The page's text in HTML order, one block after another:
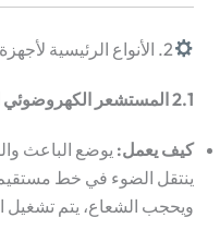
2. الأنواع الرئيسية لأجهزة الاستشعار الكهروضوئية
2.1 المستشعر الكهروضوئي العابر للشعاع
كيف يعمل: يوضع الباعث
ينتقل الضوء في خط
ويحجب الشعاع، يتم